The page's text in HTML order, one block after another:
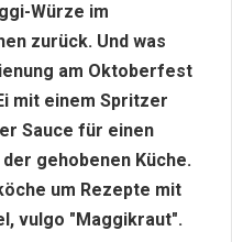
Würze im
zurück. Und was
am Oktoberfest
mit einem Spritzer
Sauce für einen
gehobenen Küche.
um Rezepte mit
vulgo "Maggikraut".